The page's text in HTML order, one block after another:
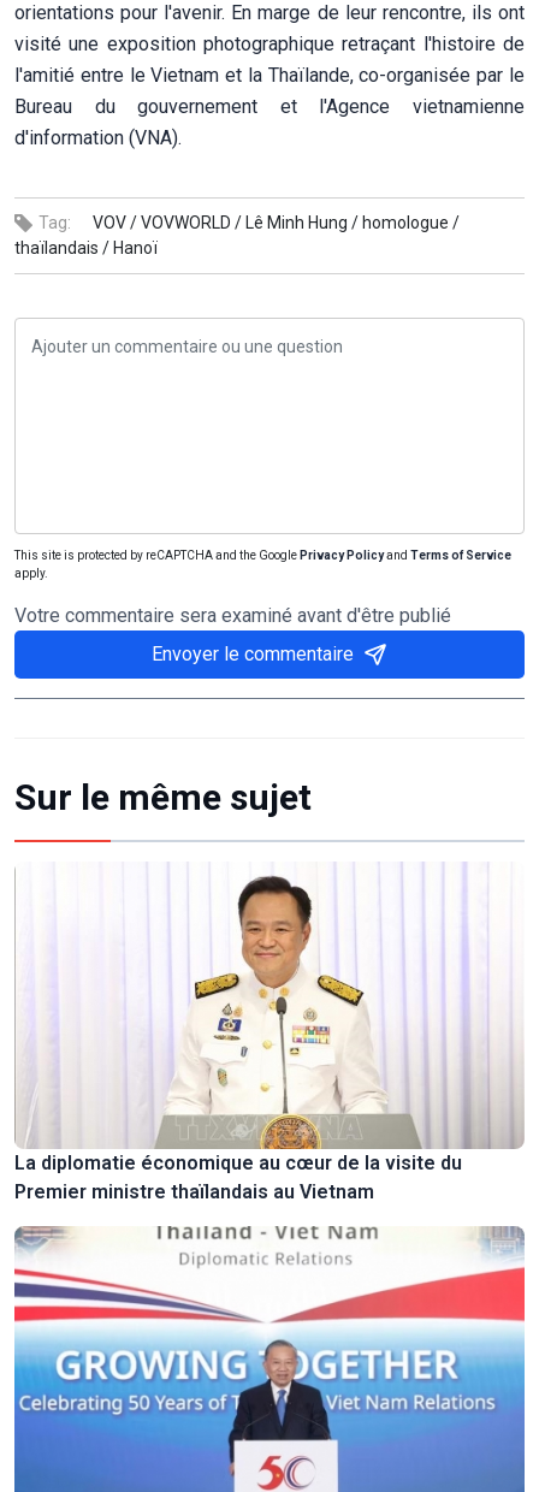
orientations pour l'avenir. En marge de leur rencontre, ils ont
visité une exposition photographique retraçant l'histoire de
l'amitié entre le Vietnam et la Thaïlande, co-organisée par le
Bureau du gouvernement et l'Agence vietnamienne
d'information (VNA).
Tag: VOV /VOVWORLD / Lê Minh Hung / homologue /
thaïlandais / Hanoï
This site is protected by reCAPTCHA and the Google Privacy Policyand Terms of Service
apply.
Votre commentaire sera examiné avant d'être publié
Envoyer le commentaire
Sur le même sujet
La diplomatie économique au cœur de la visite du
Premier ministre thaïlandais au Vietnam